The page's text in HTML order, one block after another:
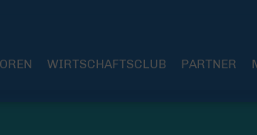
WIRTSCHAFTSCLUB PARTNER